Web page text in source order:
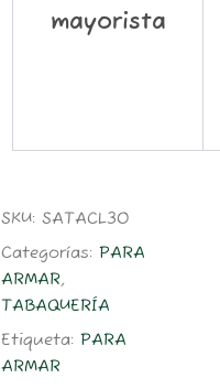
mayorista
SKU:SATACL30
Categorías:PARA
ARMAR,
TABAQUERÍA
Etiqueta:PARA
ARMAR